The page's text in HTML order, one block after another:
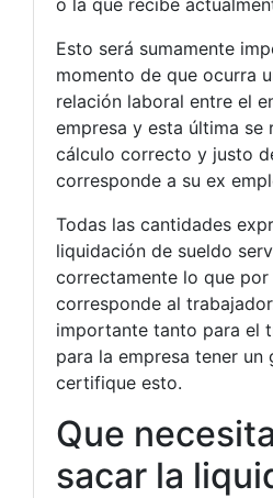
Esto será sumamente
momento de que ocurra
relación laboral entre el
empresa y esta última se
cálculo correcto y justo
corresponde a su ex
Todas las cantidades
liquidación de sueldo
correctamente lo que
corresponde al
importante tanto para el
para la empresa tener un
certifique esto.
Que
sacar la